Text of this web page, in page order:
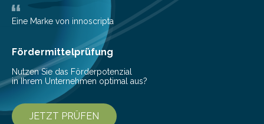
Vernetzung potenzieller Forschungspartner und der
Vorbereitung der Programmausschreibung. Die
Cyberagentur organisiert am 25. März 2025, von 14:00
bis 16:00 Uhr, ein virtuelles Partnering Event zum
Forschungsprogramm „Datenrekonstruktion…
Eine Marke von innoscripta
Fördermittelprüfung
Nutzen Sie das Förderpotenzial
in Ihrem Unternehmen optimal aus?
JETZT PRÜFEN